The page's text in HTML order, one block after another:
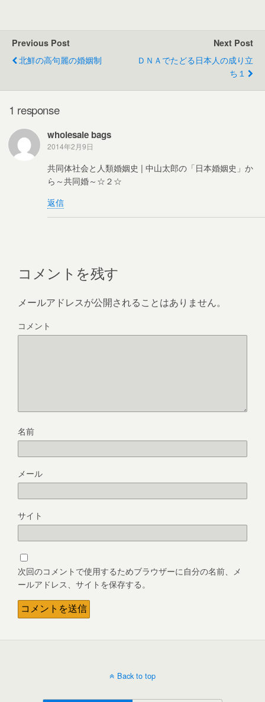
e
b
o
k
er
Previous Post
北鮮の高句麗の婚姻制
Next Post
ＤＮＡでたどる日本人の成り立
ち１
1 response
wholesale bags
2014年2月9日
共同体社会と人類婚姻史 | 中山太郎の「日本婚姻史」か
ら～共同婚～☆２☆
返信
コメントを残す
メールアドレスが公開されることはありません。
コメント
名前
メール
サイト
次回のコメントで使用するためブラウザーに自分の名前、メ
ールアドレス、サイトを保存する。
Back to top